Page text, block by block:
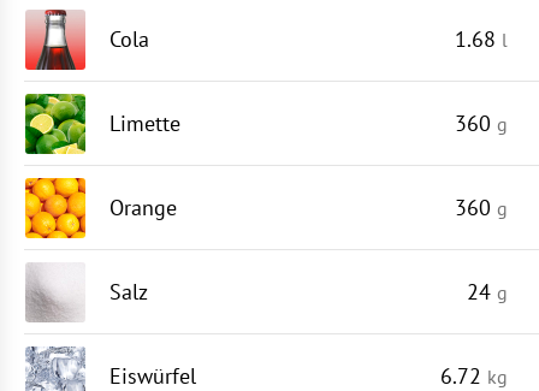
Cola 1.68 l
Limette 360 g
Orange 360 g
Salz 24 g
Eiswürfel 6.72 kg